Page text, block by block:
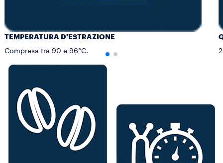
TEMPERATURA D'ESTRAZIONE
Compresa tra 90 e 96°C.